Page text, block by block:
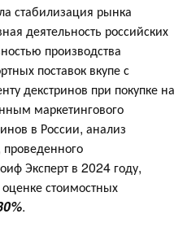
стабилизация рынка
деятельность российских
производства
поставок вкупе с
декстринов при покупке на
маркетингового
в России, анализ
Эксперт в 2024 году,
стоимостных
.